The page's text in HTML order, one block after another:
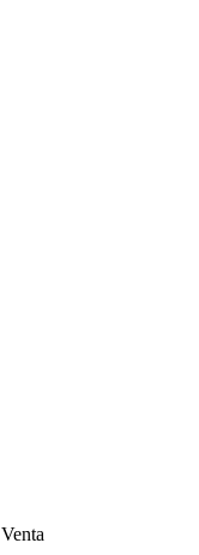
Venta